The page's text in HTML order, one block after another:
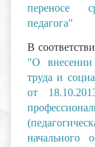
переносе
педагога"
В
"О внесении
труда и
от
начального